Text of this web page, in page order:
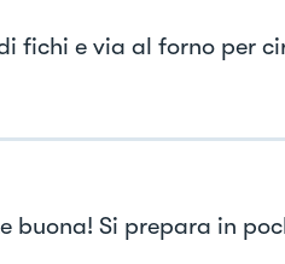
fichi e via al forno per
buona! Si prepara in